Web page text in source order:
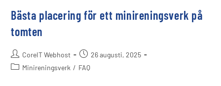
Bästa placering för ett minireningsverk på
tomten
CoreIT Webhost
26 augusti, 2025
Minireningsverk / FAQ